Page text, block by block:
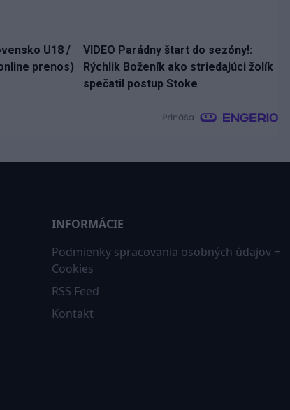
U18 /
prenos)
VIDEO Parádny štart do sezóny!:
Rýchlik Boženík ako striedajúci žolík
spečatil postup Stoke
INFORMÁCIE
Podmienky spracovania osobných údajov +
Cookies
RSS Feed
Kontakt